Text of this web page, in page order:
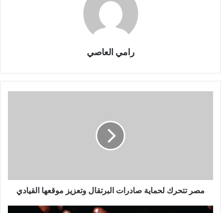
رامي العاصي
مصر تتحرك لحماية صادرات البرتقال وتعزيز موقعها القيادي